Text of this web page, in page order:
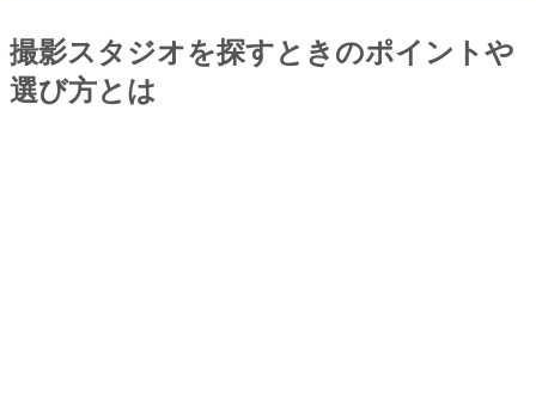
撮影スタジオを探すときのポイントや
選び方とは